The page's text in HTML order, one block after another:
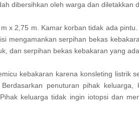
dibersihkan oleh warga dan diletakkan
x 2,75 m. Kamar korban tidak ada
mengamankan serpihan bekas
dan serpihan bekas kebakaran yang
kebakaran karena konsleting listrik
penuturan pihak keluarga,
keluarga tidak ingin iotopsi dan